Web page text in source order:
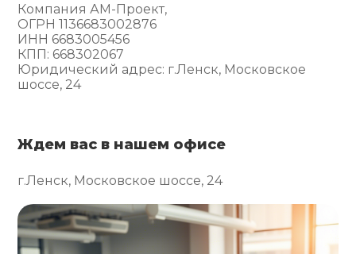
Компания АМ-Проект,
ОГРН 1136683002876
ИНН 6683005456
КПП: 668302067
Юридический адрес: г.Ленск, Московское
шоссе, 24
Ждем вас в нашем офисе
г.Ленск, Московское шоссе, 24